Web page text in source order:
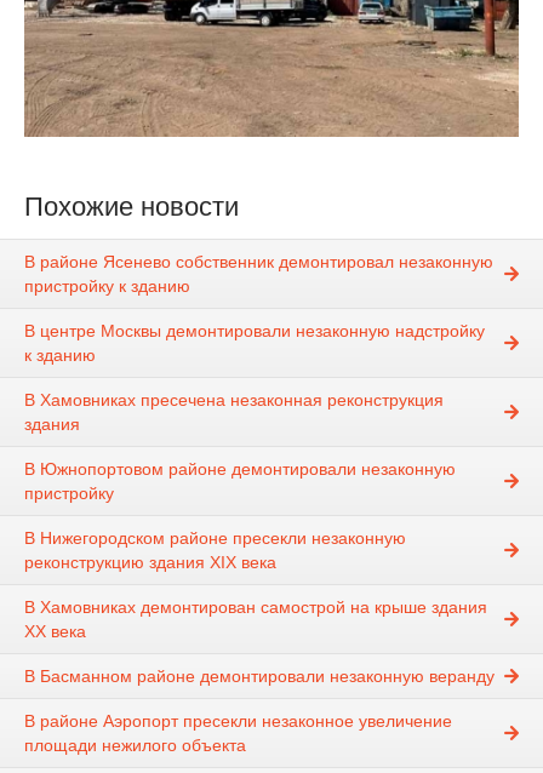
Похожие новости
В районе Ясенево собственник демонтировал незаконную
пристройку к зданию
В центре Москвы демонтировали незаконную надстройку
к зданию
В Хамовниках пресечена незаконная реконструкция
здания
В Южнопортовом районе демонтировали незаконную
пристройку
В Нижегородском районе пресекли незаконную
реконструкцию здания XIX века
В Хамовниках демонтирован самострой на крыше здания
XX века
В Басманном районе демонтировали незаконную веранду
В районе Аэропорт пресекли незаконное увеличение
площади нежилого объекта